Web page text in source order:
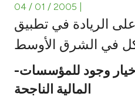
Investment
Tools & Services
04 / 01 / 2005
الريادة في تطبيق
في الشرق الأوسط
-الجسار: التقنية خيار وجود للمؤسسات
المالية الناجحة